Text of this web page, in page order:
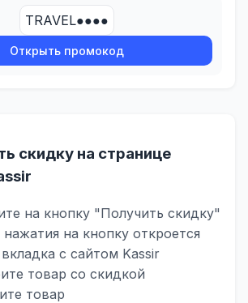
TRAVEL●●●●
Открыть промокод
скидку на странице
на кнопку "Получить скидку"
на кнопку откроется
с сайтом Kassir
товар со скидкой
товар